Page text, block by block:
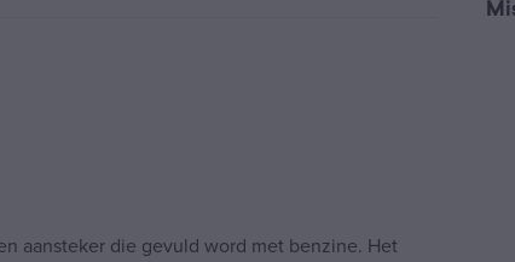
aansteker die gevuld word met benzine. Het